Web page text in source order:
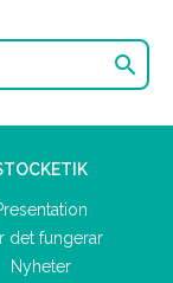

det fungerar
Nyheter